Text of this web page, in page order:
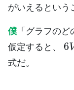
がいえるという
僕 「グラフの
仮定すると、
6
式だ。